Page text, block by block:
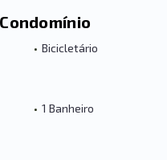
• Bicicletário
• 1 Banheiro